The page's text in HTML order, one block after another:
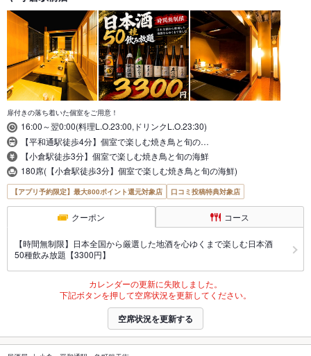
扉付きの落ち着いた個室をご用意！
16:00～翌0:00(料理L.O.23:00,ドリンクL.O.23:30)
【平和通駅徒歩4分】個室で楽しむ焼き鳥と旬の…
【小倉駅徒歩3分】個室で楽しむ焼き鳥と旬の海鮮
180席(【小倉駅徒歩3分】個室で楽しむ焼き鳥と旬の海鮮)
【アプリ予約限定】最大800ポイント還元対象店 口コミ投稿特典対象店
クーポン コース
【時間無制限】日本全国から厳選した地酒を心ゆくまで楽しむ日本酒
50種飲み放題【3300円】
カレンダーの更新に失敗しました。
下記ボタンを押して空席状況を更新してください。
空席状況を更新する